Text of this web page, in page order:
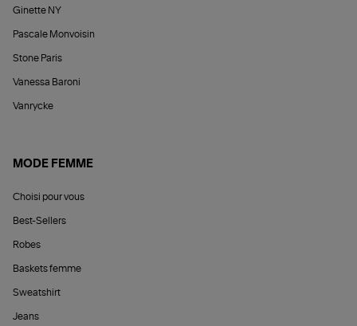
Ginette NY
Pascale Monvoisin
Stone Paris
Vanessa Baroni
Vanrycke
MODE FEMME
Choisi pour vous
Best-Sellers
Robes
Baskets femme
Sweatshirt
Jeans